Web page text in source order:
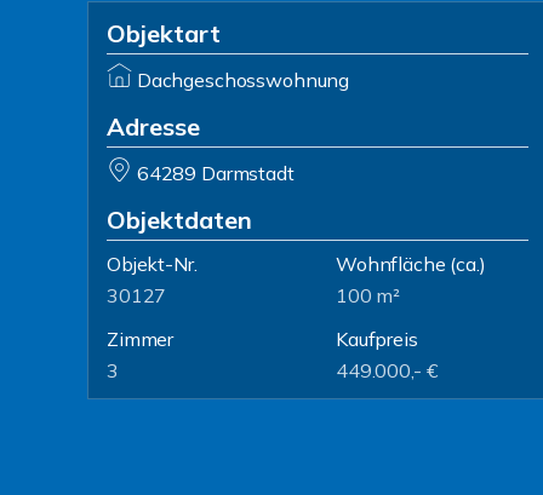
Objektart
Dachgeschosswohnung
Adresse
64289 Darmstadt
Objektdaten
Objekt-Nr.
30127
Wohnfläche (ca.)
100 m²
Zimmer
3
Kaufpreis
449.000,- €